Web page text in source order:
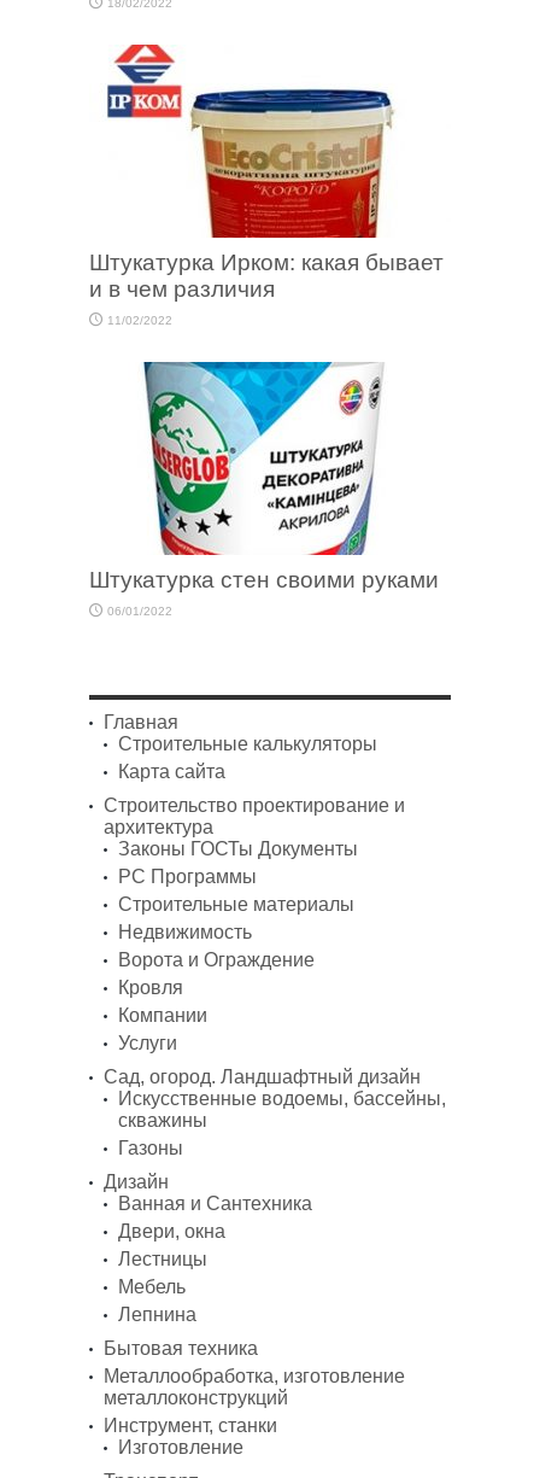
18/02/2022
Штукатурка Ирком: какая бывает
и в чем различия
11/02/2022
Штукатурка стен своими руками
06/01/2022
Главная
Строительные калькуляторы
Карта сайта
Строительство проектирование и
архитектура
Законы ГОСТы Документы
PC Программы
Строительные материалы
Недвижимость
Ворота и Ограждение
Кровля
Компании
Услуги
Сад, огород. Ландшафтный дизайн
Искусственные водоемы, бассейны,
скважины
Газоны
Дизайн
Ванная и Сантехника
Двери, окна
Лестницы
Мебель
Лепнина
Бытовая техника
Металлообработка, изготовление
металлоконструкций
Инструмент, станки
Изготовление